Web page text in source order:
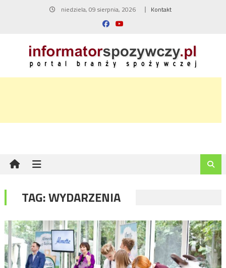
niedziela, 09 sierpnia, 2026 Kontakt
TAG:WYDARZENIA